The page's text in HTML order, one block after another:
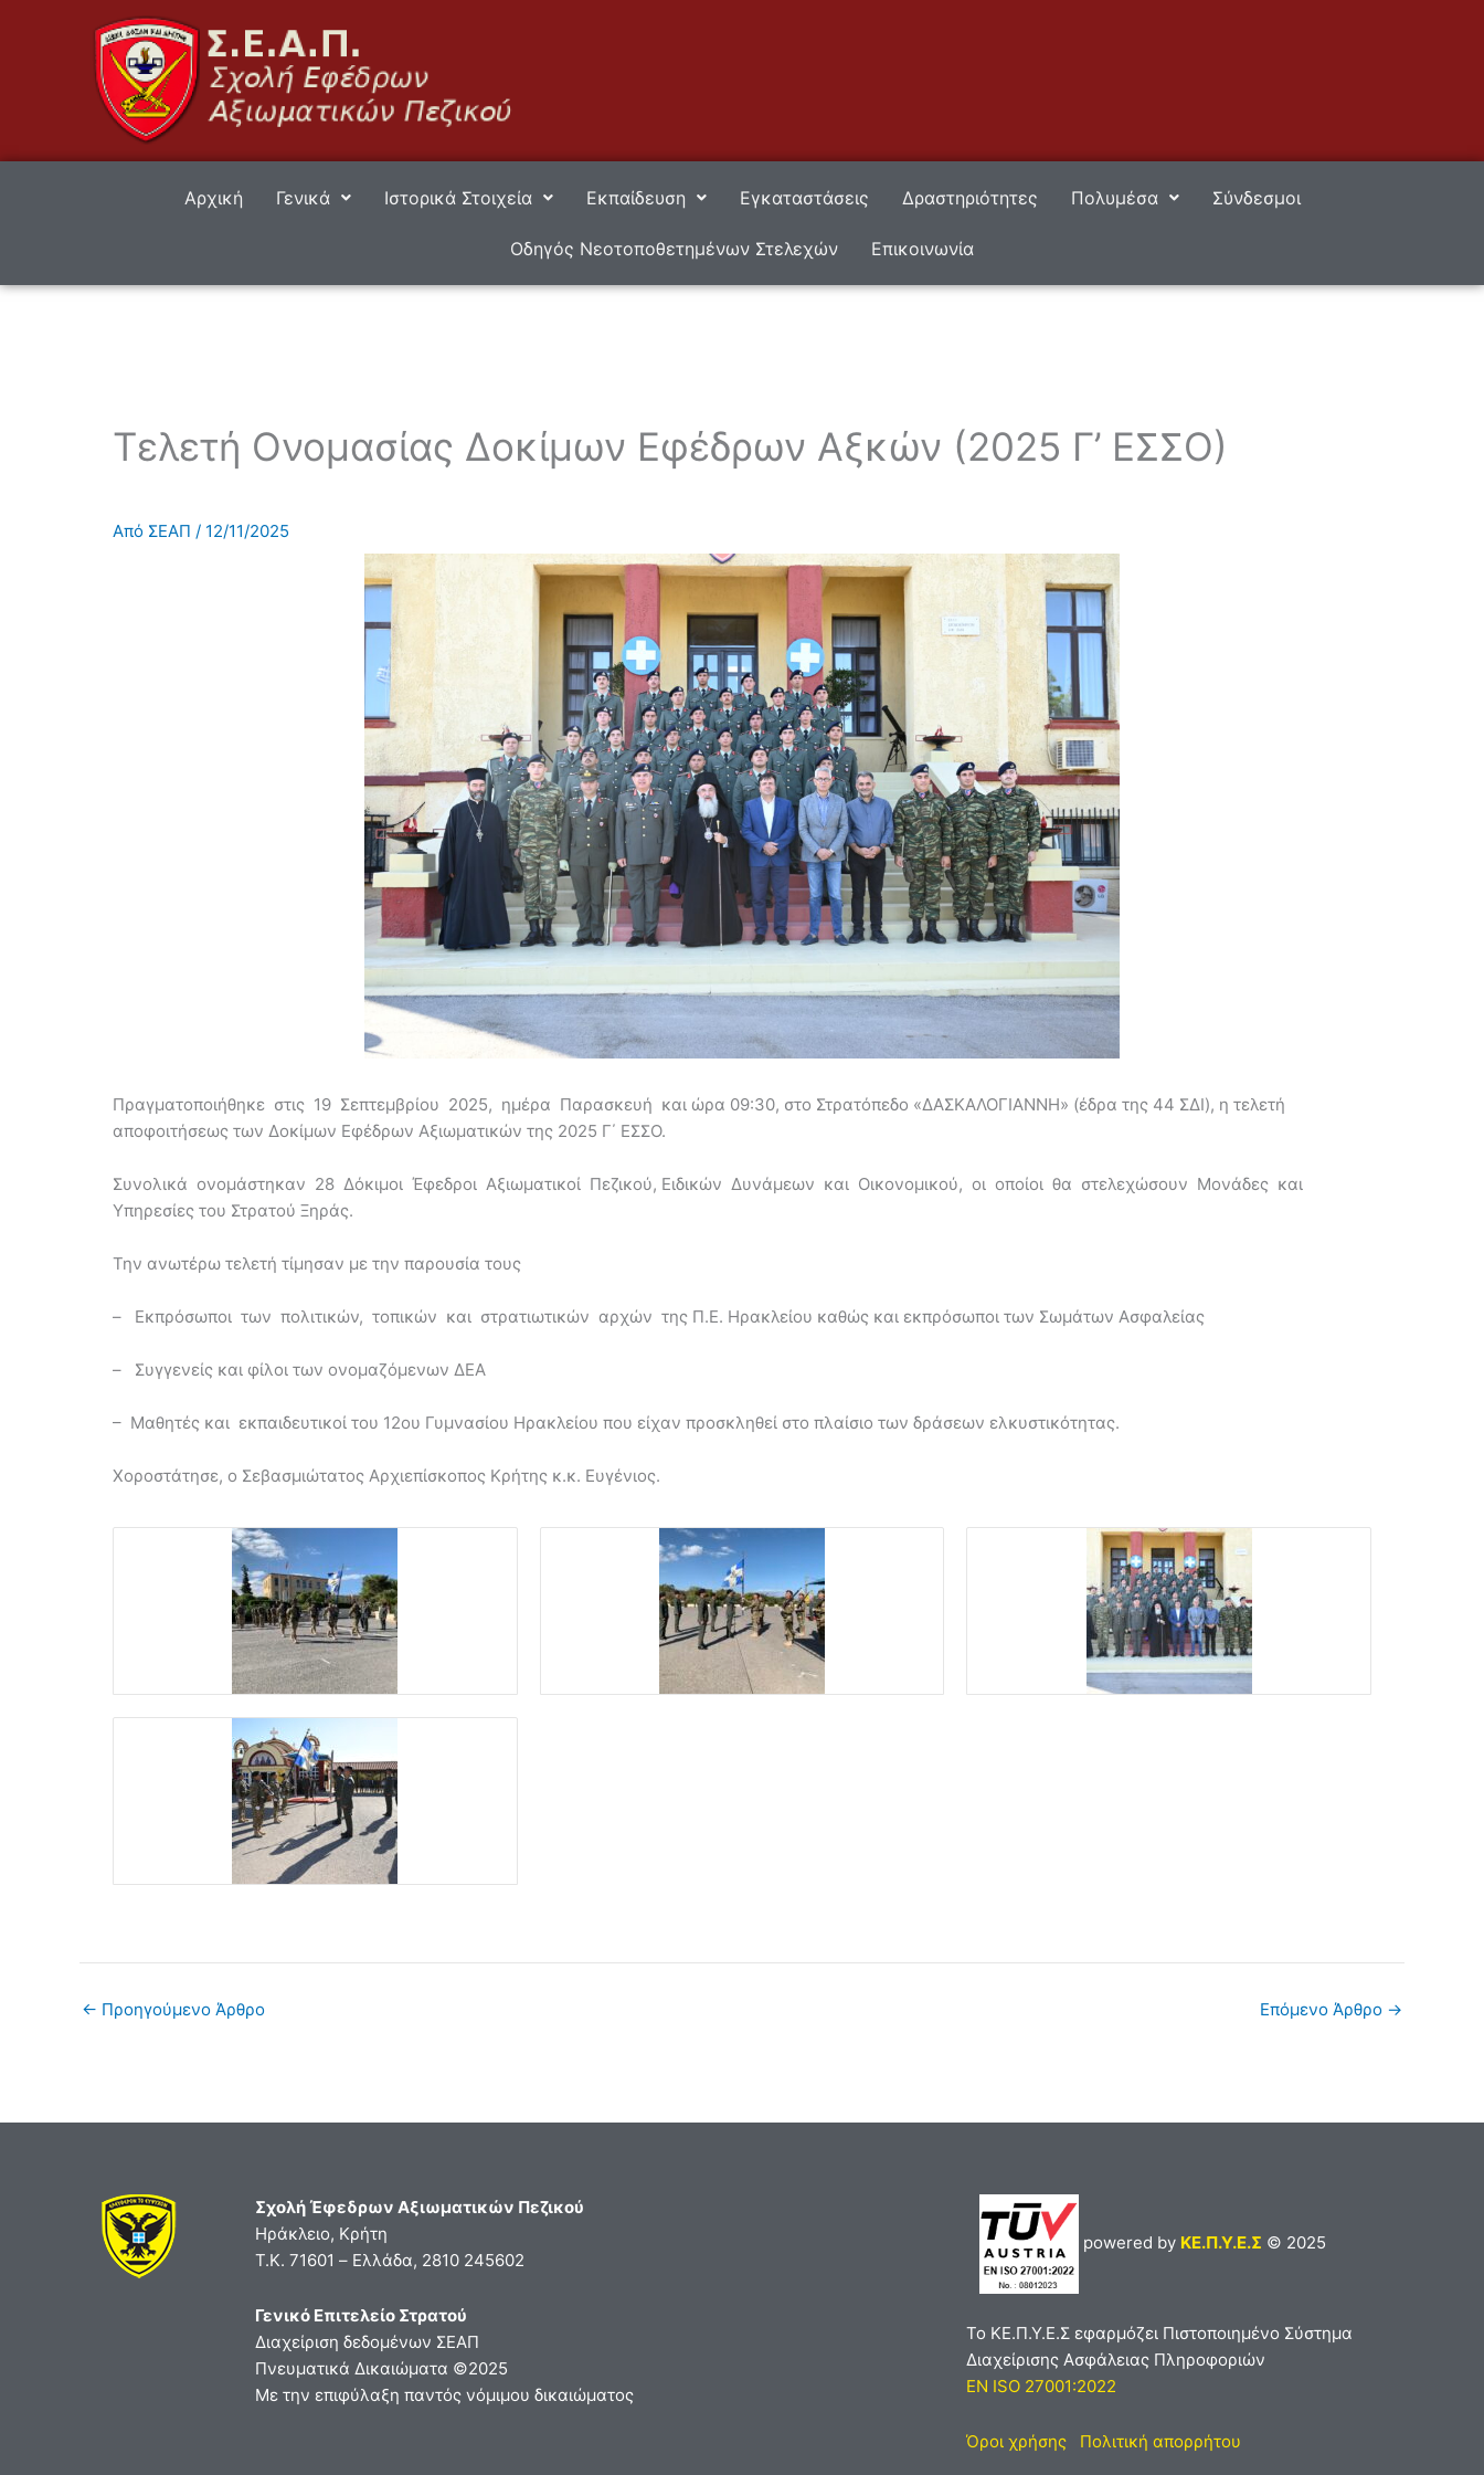
περιεχόμενο
Αρχική Γενικά Ιστορικά Στοιχεία Εκπαίδευση Εγκαταστάσεις Δραστηριότητες Πολυμέσα Σύνδεσμοι
Οδηγός Νεοτοποθετημένων Στελεχών Επικοινωνία
Τελετή Ονομασίας Δοκίμων Εφέδρων Αξκών (2025 Γ’ ΕΣΣΟ)
Από ΣΕΑΠ / 12/11/2025
Πραγματοποιήθηκε στις 19 Σεπτεμβρίου 2025, ημέρα Παρασκευή και ώρα 09:30, στο Στρατόπεδο «ΔΑΣΚΑΛΟΓΙΑΝΝΗ» (έδρα της 44 ΣΔΙ), η τελετή
αποφοιτήσεως των Δοκίμων Εφέδρων Αξιωματικών της 2025 Γ΄ ΕΣΣΟ.
Συνολικά ονομάστηκαν 28 Δόκιμοι Έφεδροι Αξιωματικοί Πεζικού, Ειδικών Δυνάμεων και Οικονομικού, οι οποίοι θα στελεχώσουν Μονάδες και
Υπηρεσίες του Στρατού Ξηράς.
Την ανωτέρω τελετή τίμησαν με την παρουσία τους
– Εκπρόσωποι των πολιτικών, τοπικών και στρατιωτικών αρχών της Π.Ε. Ηρακλείου καθώς και εκπρόσωποι των Σωμάτων Ασφαλείας
– Συγγενείς και φίλοι των ονομαζόμενων ΔΕΑ
– Μαθητές και εκπαιδευτικοί του 12ου Γυμνασίου Ηρακλείου που είχαν προσκληθεί στο πλαίσιο των δράσεων ελκυστικότητας.
Χοροστάτησε, ο Σεβασμιώτατος Αρχιεπίσκοπος Κρήτης κ.κ. Ευγένιος.
← Προηγούμενο Άρθρο Επόμενο Άρθρο →
Σχολή Έφεδρων Αξιωματικών Πεζικού
Ηράκλειο, Κρήτη
Τ.Κ. 71601 – Ελλάδα, 2810 245602
Γενικό Επιτελείο Στρατού
Διαχείριση δεδομένων ΣΕΑΠ
Πνευματικά Δικαιώματα ©2025
Με την επιφύλαξη παντός νόμιμου δικαιώματος
powered by ΚΕ.Π.Υ.Ε.Σ © 2025
Το ΚΕ.Π.Υ.Ε.Σ εφαρμόζει Πιστοποιημένο Σύστημα
Διαχείρισης Ασφάλειας Πληροφοριών
EN ISO 27001:2022
Όροι χρήσης Πολιτική απορρήτου